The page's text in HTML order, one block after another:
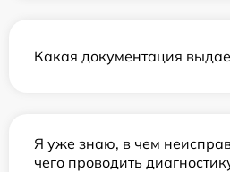
Какая документация
Я уже знаю, в чем
чего проводить